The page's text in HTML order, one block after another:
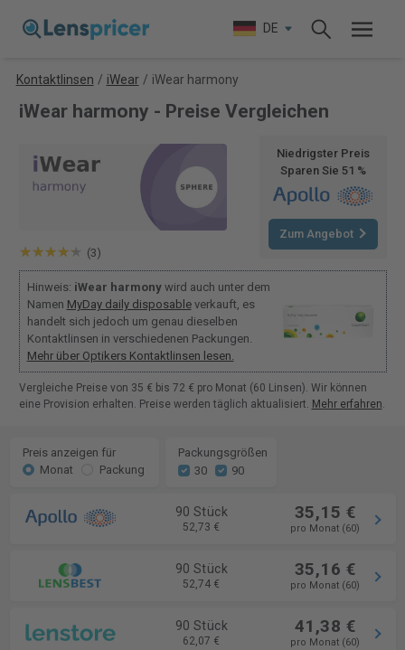
DE
Kontaktlinsen / iWear / iWear harmony
iWear harmony - Preise Vergleichen
(3)
Niedrigster Preis
Sparen Sie 51 %
Zum Angebot
Hinweis: iWear harmonywird auch unter dem
Namen MyDay daily disposableverkauft, es
handelt sich jedoch um genau dieselben
Kontaktlinsen in verschiedenen Packungen.
Mehr über Optikers Kontaktlinsen lesen.
Vergleiche Preise von 35 € bis 72 € pro Monat (60 Linsen). Wir können
eine Provision erhalten. Preise werden täglich aktualisiert. Mehr erfahren.
Preis anzeigen für
Monat
Packung
Packungsgrößen
30
90
90 Stück
52,73 €
35,15 €
pro Monat (60)
90 Stück
52,74 €
35,16 €
pro Monat (60)
90 Stück
62,07 €
41,38 €
pro Monat (60)